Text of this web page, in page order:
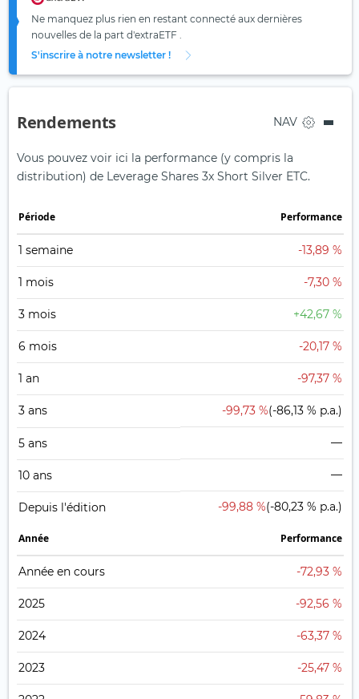
Ne manquez plus rien en restant connecté aux dernières
nouvelles de la part d'extraETF .
S'inscrire à notre newsletter !
Rendements NAV
Vous pouvez voir ici la performance (y compris la
distribution) de Leverage Shares 3x Short Silver ETC.
Période Performance
1 semaine -13,89 %
1 mois -7,30 %
3 mois +42,67 %
6 mois -20,17 %
1 an -97,37 %
3 ans -99,73 %(-86,13 % p.a.)
5 ans —
10 ans —
Depuis l'édition -99,88 %(-80,23 % p.a.)
Année Performance
Année en cours -72,93 %
2025 -92,56 %
2024 -63,37 %
2023 -25,47 %